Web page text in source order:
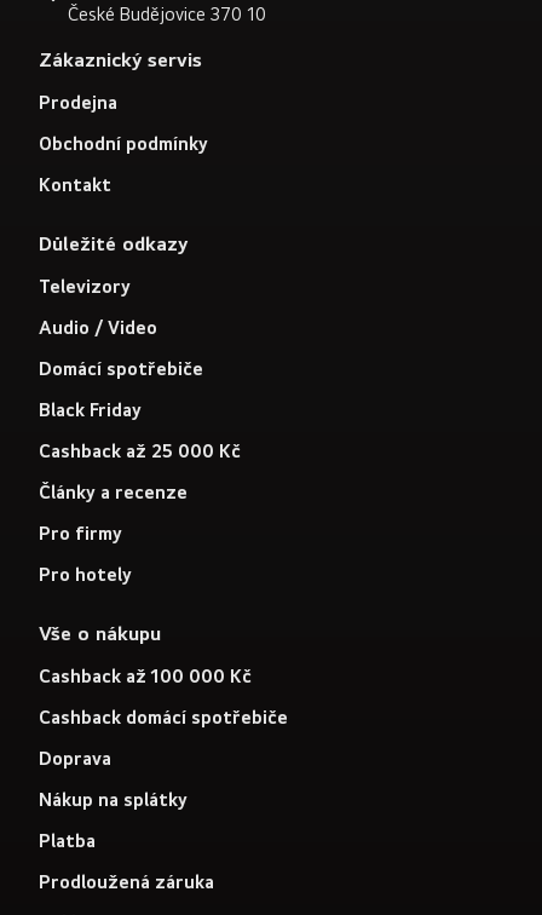
České Budějovice 370 10
Zákaznický servis
Prodejna
Obchodní podmínky
Kontakt
Důležité odkazy
Televizory
Audio / Video
Domácí spotřebiče
Black Friday
Cashback až 25 000 Kč
Články a recenze
Pro firmy
Pro hotely
Vše o nákupu
Cashback až 100 000 Kč
Cashback domácí spotřebiče
Doprava
Nákup na splátky
Platba
Prodloužená záruka